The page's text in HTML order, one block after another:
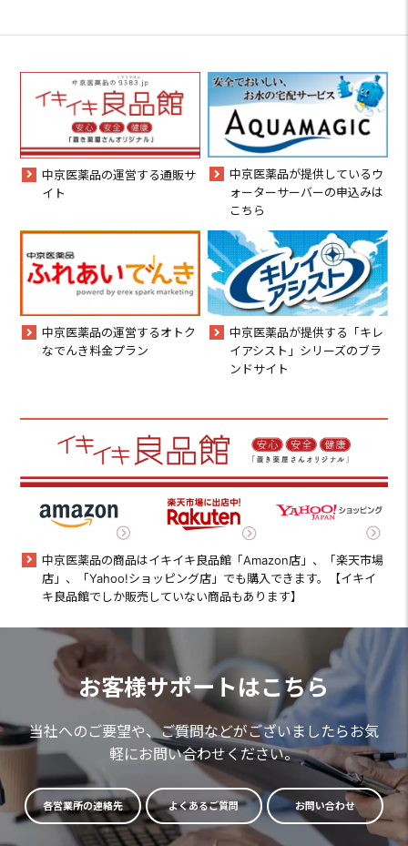
中京医薬品の運営する通販サ
イト
中京医薬品が提供しているウ
ォーターサーバーの申込みは
こちら
中京医薬品の運営するオトク
なでんき料金プラン
中京医薬品が提供する「キレ
イアシスト」シリーズのブラ
ンドサイト
中京医薬品の商品はイキイキ良品館「Amazon店」、「楽天市場
店」、「Yahoo!ショッピング店」でも購入できます。【イキイ
キ良品館でしか販売していない商品もあります】
お客様サポートはこちら
当社へのご要望や、ご質問などがございましたらお気
軽にお問い合わせください。
各営業所の連絡先 よくあるご質問 お問い合わせ